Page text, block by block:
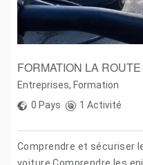
FORMATION LA
Entreprises, Formation
0 Pays
1 Activité
Comprendre et sécuriser